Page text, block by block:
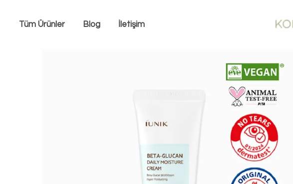
Tüm Ürünler Blog İletişim